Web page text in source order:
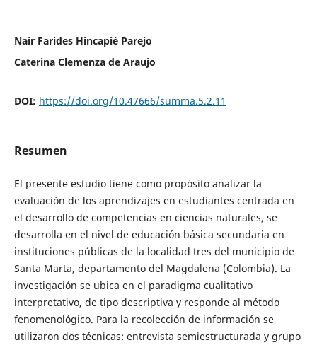
Nair Farides Hincapié Parejo
Caterina Clemenza de Araujo
DOI: https://doi.org/10.47666/summa.5.2.11
Resumen
El presente estudio tiene como propósito analizar la
evaluación de los aprendizajes en estudiantes centrada en
el desarrollo de competencias en ciencias naturales, se
desarrolla en el nivel de educación básica secundaria en
instituciones públicas de la localidad tres del municipio de
Santa Marta, departamento del Magdalena (Colombia). La
investigación se ubica en el paradigma cualitativo
interpretativo, de tipo descriptiva y responde al método
fenomenológico. Para la recolección de información se
utilizaron dos técnicas: entrevista semiestructurada y grupo